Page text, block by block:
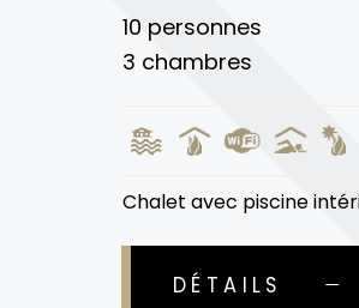
10 personnes
3 chambres
Chalet avec piscine
DÉTAILS